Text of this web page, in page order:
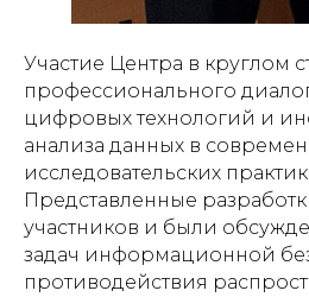
Участие Центра в круглом
профессионального
цифровых технологий и
анализа данных в
исследовательских
Представленные
участников и были
задач информационной
противодействия